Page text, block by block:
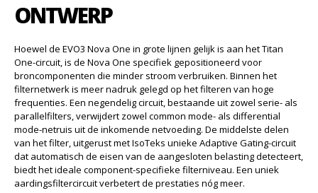
ONTWERP
Hoewel de EVO3 Nova One in grote lijnen gelijk is aan het Titan
One-circuit, is de Nova One specifiek gepositioneerd voor
broncomponenten die minder stroom verbruiken. Binnen het
filternetwerk is meer nadruk gelegd op het filteren van hoge
frequenties. Een negendelig circuit, bestaande uit zowel serie- als
parallelfilters, verwijdert zowel common mode- als differential
mode-netruis uit de inkomende netvoeding. De middelste delen
van het filter, uitgerust met IsoTeks unieke Adaptive Gating-circuit
dat automatisch de eisen van de aangesloten belasting detecteert,
biedt het ideale component-specifieke filterniveau. Een uniek
aardingsfiltercircuit verbetert de prestaties nóg meer.